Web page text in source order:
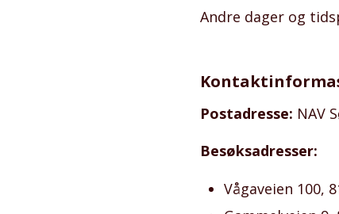
Andre dager og
Postadresse: NAV
Besøksadresser:
Vågaveien 100,